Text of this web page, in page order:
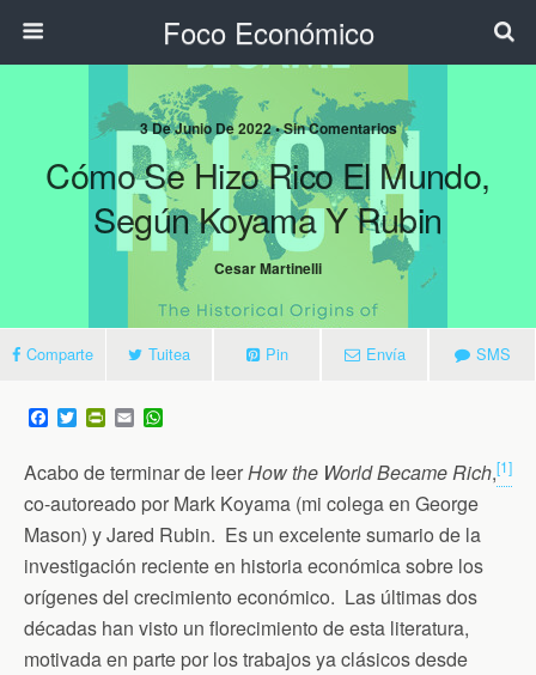
Foco Económico
3 De Junio De 2022 • Sin Comentarios
Cómo Se Hizo Rico El Mundo,
Según Koyama Y Rubin
Cesar Martinelli
Comparte Tuitea Pin Envía SMS
F
a
e
b
o
o
k
T
w
t
t
e
r
P
n
t
F
r
i
e
n
d
l
E
m
i t
s
A
p
p
Acabo de terminar de leerHow the World Became Rich,[1]
co-autoreado por Mark Koyama (mi colega en George
Mason) y Jared Rubin. Es un excelente sumario de la
investigación reciente en historia económica sobre los
orígenes del crecimiento económico. Las últimas dos
décadas han visto un florecimiento de esta literatura,
motivada en parte por los trabajos ya clásicos desde